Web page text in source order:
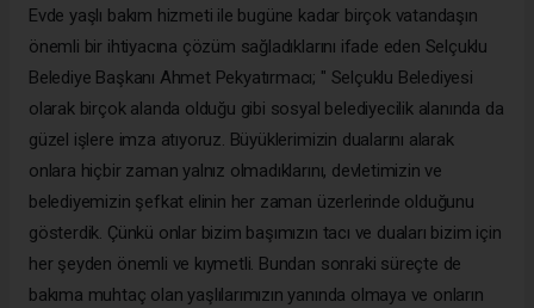
Evde yaşlı bakım hizmeti ile bugüne kadar birçok vatandaşın
önemli bir ihtiyacına çözüm sağladıklarını ifade eden Selçuklu
Belediye Başkanı Ahmet Pekyatırmacı; " Selçuklu Belediyesi
olarak birçok alanda olduğu gibi sosyal belediyecilik alanında da
güzel işlere imza atıyoruz. Büyüklerimizin dualarını alarak
onlara hiçbir zaman yalnız olmadıklarını, devletimizin ve
belediyemizin şefkat elinin her zaman üzerlerinde olduğunu
gösterdik. Çünkü onlar bizim başımızın tacı ve duaları bizim için
her şeyden önemli ve kıymetli. Bundan sonraki süreçte de
bakıma muhtaç olan yaşlılarımızın yanında olmaya ve onların